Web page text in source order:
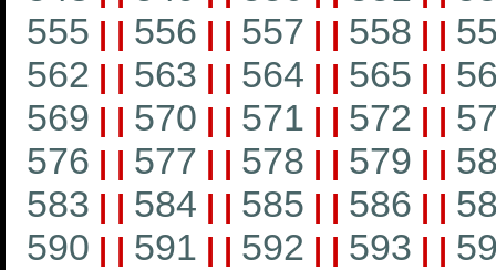
555 | | 556 | | 557 | | 558 | |
562 | | 563 | | 564 | | 565 | |
569 | | 570 | | 571 | | 572 | |
576 | | 577 | | 578 | | 579 | |
583 | | 584 | | 585 | | 586 | |
590 | | 591 | | 592 | | 593 | |